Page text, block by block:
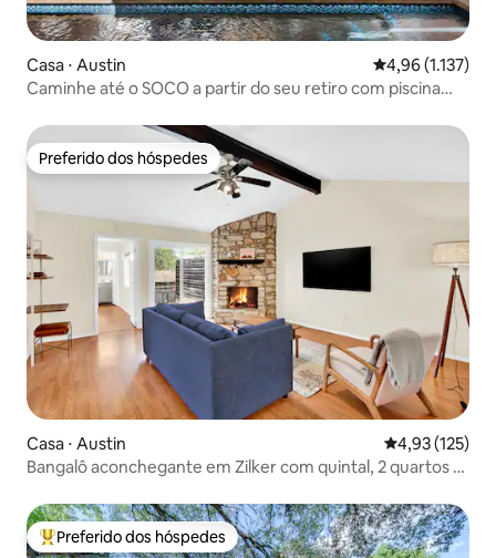
Casa ⋅ Austin 4,96 de uma
4,96 (1.137)
Caminhe até o SOCO a partir do seu retiro com piscina
Preferido dos hóspedes
Preferido dos hóspedes
Casa ⋅ Austin 4,93 de uma
4,93 (125)
Bangalô aconchegante em Zilker com quintal, 2 quartos e
Entre os melhores preferidos dos hóspedes
Preferido dos hóspedes